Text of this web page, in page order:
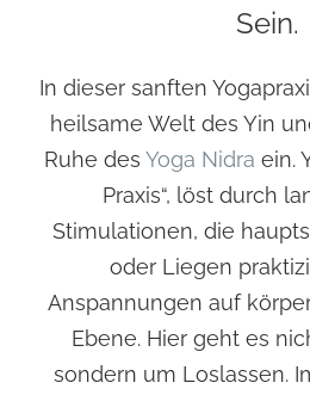
Sein.
In dieser sanften
heilsame Welt des Yin
Ruhe des Yoga Nidra ein.
Praxis“, löst durch
Stimulationen, die
oder Liegen
Anspannungen auf
Ebene. Hier geht es
sondern um Loslassen.